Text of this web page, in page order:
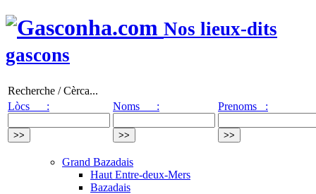
Nos lieux-dits
gascons
Recherche / Cèrca...
Lòcs :
Noms : Prenoms :
Grand Bazadais
Haut Entre-deux-Mers
Bazadais